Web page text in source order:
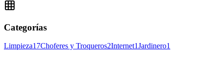
Categorías
Limpieza17Choferes y Troqueros2Internet1Jardinero1